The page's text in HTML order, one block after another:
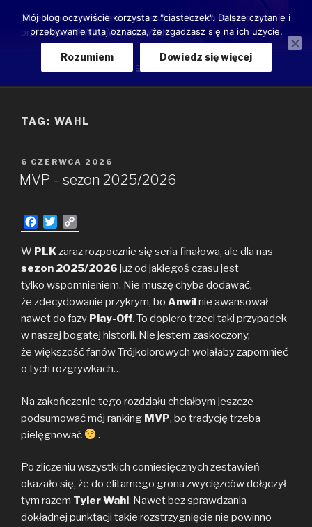
treści
Moje luźne przemyślenia o przeszłości, teraźniejszości oraz
przyszłości ANWILU WŁOCŁAWEK
TAG: WAHL
OPUBLIKOWANE
W
6 CZERWCA 2026
MVP – sezon 2025/2026
a
c
e
o
o
k
w
i
t
e
r
o
p
y
i
n
k
W PLKzaraz rozpocznie się seria finałowa, ale dla nas
sezon 2025/2026 już od jakiegoś czasu jest
tylko wspomnieniem. Nie muszę chyba dodawać,
że zdecydowanie przykrym, bo Anwilnie awansował
nawet do fazy Play-Off. To dopiero trzeci taki przypadek
w naszej bogatej historii. Nie jestem zaskoczony,
że większość fanów Trójkolorowych wolałaby zapomnieć
o tych rozgrywkach…
Na zakończenie tego rozdziału chciałbym jeszcze
podsumować mój ranking MVP, bo tradycję trzeba
pielęgnować
.
Po zliczeniu wszystkich comiesięcznych zestawień
okazało się, że do elitarnego grona zwycięzców dołączył
tym razem Tyler Wahl. Nawet bez sprawdzania
dokładnej punktacji takie rozstrzygnięcie nie powinno
Mój blog oczywiście korzysta z "ciasteczek". Dalsze czytanie i
przebywanie tutaj oznacza, że zgadzasz się na ich użycie.
Rozumiem Dowiedz się więcej